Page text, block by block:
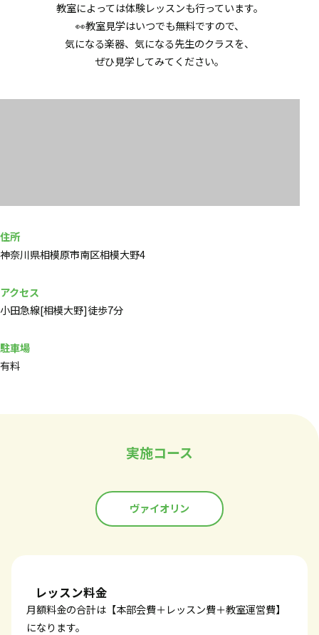
教室によっては体験レッスンも行っています。
👀教室見学はいつでも無料ですので、
気になる楽器、気になる先生のクラスを、
ぜひ見学してみてください。
住所
神奈川県相模原市南区相模大野4
アクセス
小田急線[相模大野]徒歩7分
駐車場
有料
実施コース
ヴァイオリン
レッスン料金
月額料金の合計は【本部会費＋レッスン費＋教室運営費】
になります。